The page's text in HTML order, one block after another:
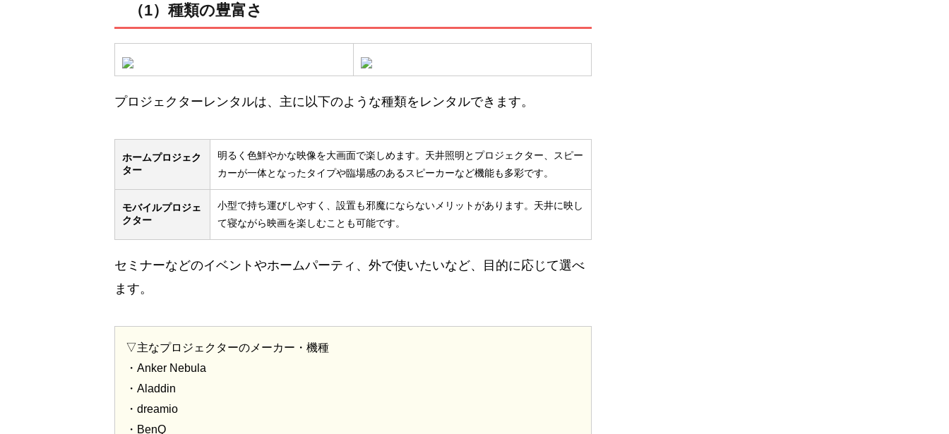
（1）種類の豊富さ
プロジェクターレンタルは、主に以下のような種類をレンタルできます。
ホームプロジェク
ター
明るく色鮮やかな映像を大画面で楽しめます。天井照明とプロジェクター、スピー
カーが一体となったタイプや臨場感のあるスピーカーなど機能も多彩です。
モバイルプロジェ
クター
小型で持ち運びしやすく、設置も邪魔にならないメリットがあります。天井に映し
て寝ながら映画を楽しむことも可能です。
セミナーなどのイベントやホームパーティ、外で使いたいなど、目的に応じて選べ
ます。
▽主なプロジェクターのメーカー・機種
・Anker Nebula
・Aladdin
・dreamio
・BenQ